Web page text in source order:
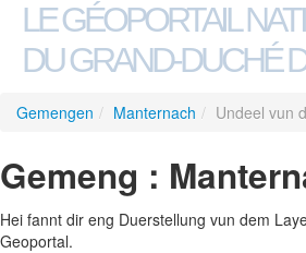
LE GÉOPORTAIL
DU GRAND-DUCHÉ
Gemengen / Manternach / Undeel vun
Gemeng :
Hei fannt dir eng Duerstellung vun dem
Geoportal.